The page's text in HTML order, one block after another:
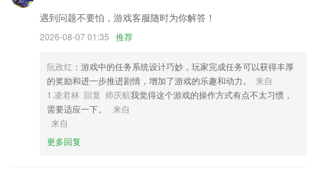
2,数据全面，实时监控：收款数据、退款数据各类数据实时分析
3,丰富产品任君选
5,单品特价，指定商品特价打折销售，快速吸引用户下单交易上心，聚集
6,乐呗世界：享有公司红利分配，兑换美酒，流通产生价值
澳门广东会入口软件优势
遇到问题不要怕，游戏客服随时为你解答！
2026-08-07 01:35 推荐
阮政红 ：游戏中的任务系统设计巧妙，玩家完成任务可以获得丰厚
的奖励和进一步推进剧情，增加了游戏的乐趣和动力。
来自
1.凌君林 回复 师庆航我觉得这个游戏的操作方式有点不太习惯，
需要适应一下。
来自
来自
更多回复